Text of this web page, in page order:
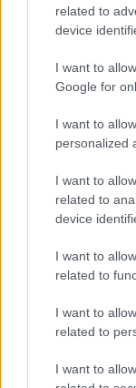
related to
device
I want to
Google for
I want to
personalized
I want to
related to
device
I want to
related to
I want to
related to
I want to
Véget ért a
elbúcsúzott Az